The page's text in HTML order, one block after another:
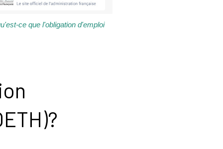
ce que l'obligation d'emploi